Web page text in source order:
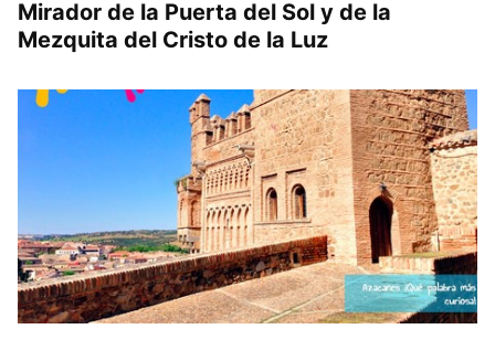
Mirador de la Puerta del Sol y de la
Mezquita del Cristo de la Luz